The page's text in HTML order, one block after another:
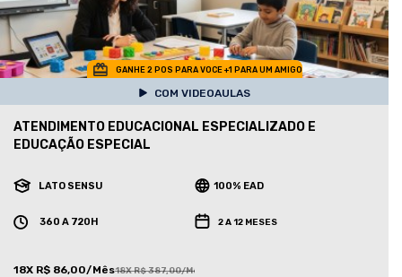
GANHE 2 POS PARA VOCE +1 PARA UM AMIGO
COM VIDEOAULAS
ATENDIMENTO EDUCACIONAL ESPECIALIZADO E
EDUCAÇÃO ESPECIAL
LATO SENSU 100% EAD
360 A 720H 2 A 12 MESES
18X R$ 86,00/Mês18X R$ 387,00/Mês